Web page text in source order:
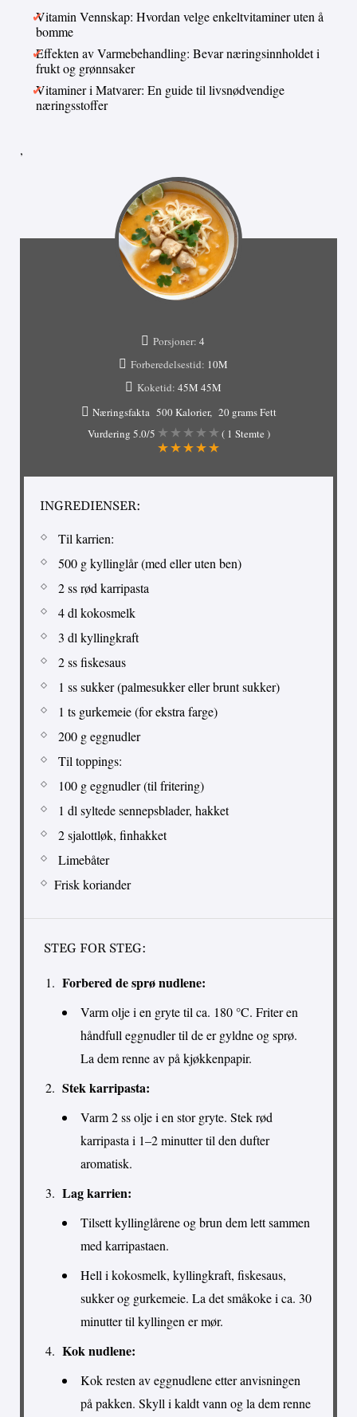
Vitamin Vennskap: Hvordan velge enkeltvitaminer uten å
bomme
Effekten av Varmebehandling: Bevar næringsinnholdet i
frukt og grønnsaker
Vitaminer i Matvarer: En guide til livsnødvendige
næringsstoffer
,
Porsjoner: 4
Forberedelsestid: 10M
Koketid: 45M 45M
Næringsfakta 500 Kalorier
20 grams Fett
Vurdering 5.0/5 ( 1 Stemte )
INGREDIENSER:
Til karrien:
500 g kyllinglår (med eller uten ben)
2 ss rød karripasta
4 dl kokosmelk
3 dl kyllingkraft
2 ss fiskesaus
1 ss sukker (palmesukker eller brunt sukker)
1 ts gurkemeie (for ekstra farge)
200 g eggnudler
Til toppings:
100 g eggnudler (til fritering)
1 dl syltede sennepsblader, hakket
2 sjalottløk, finhakket
Limebåter
Frisk koriander
STEG FOR STEG:
Forbered de sprø nudlene:
Varm olje i en gryte til ca. 180 °C. Friter en
håndfull eggnudler til de er gyldne og sprø.
La dem renne av på kjøkkenpapir.
Stek karripasta:
Varm 2 ss olje i en stor gryte. Stek rød
karripasta i 1–2 minutter til den dufter
aromatisk.
Lag karrien:
Tilsett kyllinglårene og brun dem lett sammen
med karripastaen.
Hell i kokosmelk, kyllingkraft, fiskesaus,
sukker og gurkemeie. La det småkoke i ca. 30
minutter til kyllingen er mør.
Kok nudlene:
Kok resten av eggnudlene etter anvisningen
på pakken. Skyll i kaldt vann og la dem renne